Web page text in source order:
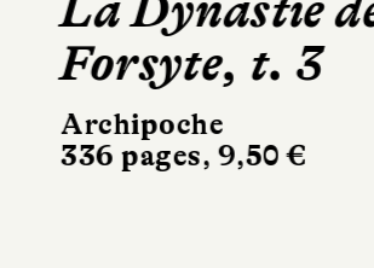
La Dynastie
Forsyte, t. 3
Archipoche
336 pages, 9,50 €